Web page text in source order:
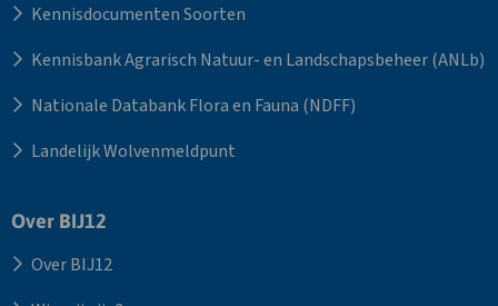
Kennisdocumenten Soorten
Kennisbank Agrarisch Natuur- en Landschapsbeheer (ANLb)
Nationale Databank Flora en Fauna (NDFF)
Landelijk Wolvenmeldpunt
Over BIJ12
Over BIJ12